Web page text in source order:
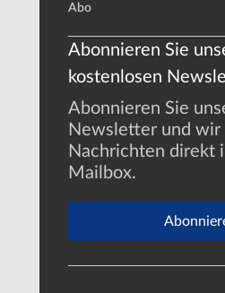
Abo
Abonnieren Sie
kostenlosen
Abonnieren Sie
Newsletter und wir
Nachrichten direkt
Mailbox.